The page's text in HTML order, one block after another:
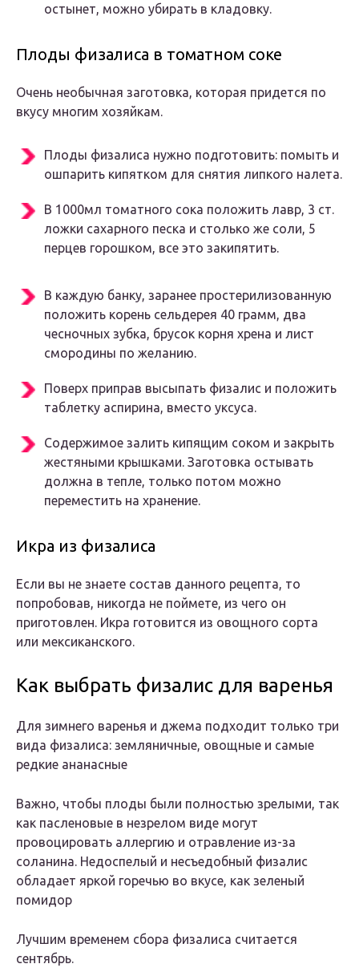
остынет, можно убирать в кладовку.
Плоды физалиса в томатном соке
Очень необычная заготовка, которая придется по
вкусу многим хозяйкам.
Плоды физалиса нужно подготовить: помыть и
ошпарить кипятком для снятия липкого налета.
В 1000мл томатного сока положить лавр, 3 ст.
ложки сахарного песка и столько же соли, 5
перцев горошком, все это закипятить.
В каждую банку, заранее простерилизованную
положить корень сельдерея 40 грамм, два
чесночных зубка, брусок корня хрена и лист
смородины по желанию.
Поверх приправ высыпать физалис и положить
таблетку аспирина, вместо уксуса.
Содержимое залить кипящим соком и закрыть
жестяными крышками. Заготовка остывать
должна в тепле, только потом можно
переместить на хранение.
Икра из физалиса
Если вы не знаете состав данного рецепта, то
попробовав, никогда не поймете, из чего он
приготовлен. Икра готовится из овощного сорта
или мексиканского.
Как выбрать физалис для варенья
Для зимнего варенья и джема подходит только три
вида физалиса: земляничные, овощные и самые
редкие ананасные
Важно, чтобы плоды были полностью зрелыми, так
как пасленовые в незрелом виде могут
провоцировать аллергию и отравление из-за
соланина. Недоспелый и несъедобный физалис
обладает яркой горечью во вкусе, как зеленый
помидор
Лучшим временем сбора физалиса считается
сентябрь.